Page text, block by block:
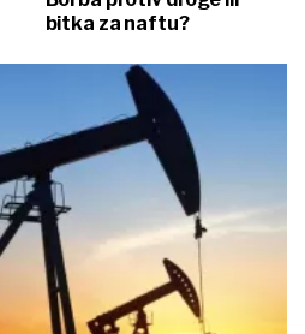
bitka za naftu?